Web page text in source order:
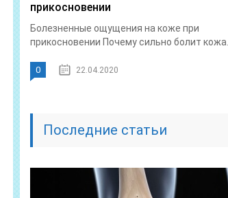
прикосновении
Болезненные ощущения на коже при
прикосновении Почему сильно болит кожа...
0 22.04.2020
Последние статьи